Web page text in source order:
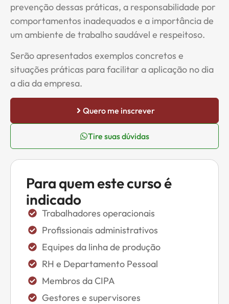
prevenção dessas práticas, a responsabilidade por
comportamentos inadequados e a importância de
um ambiente de trabalho saudável e respeitoso.
Serão apresentados exemplos concretos e
situações práticas para facilitar a aplicação no dia
a dia da empresa.
Quero me inscrever
Tire suas dúvidas
Para quem este curso é
indicado
Trabalhadores operacionais
Profissionais administrativos
Equipes da linha de produção
RH e Departamento Pessoal
Membros da CIPA
Gestores e supervisores